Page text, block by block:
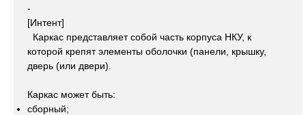
-
[Интент]
Каркас представляет собой часть корпуса НКУ, к
которой крепят элементы оболочки (панели, крышку,
дверь (или двери).
Каркас может быть:
сборный;